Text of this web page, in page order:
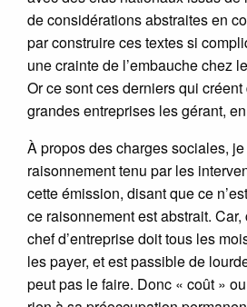
de considérations abstraites en
par construire ces textes si
une crainte de l’embauche chez
Or ce sont ces derniers qui
grandes entreprises les gérant,
À propos des charges sociales,
raisonnement tenu par les
cette émission, disant que ce
ce raisonnement est abstrait.
chef d’entreprise doit tous les
les payer, et est passible de
peut pas le faire. Donc « coût »